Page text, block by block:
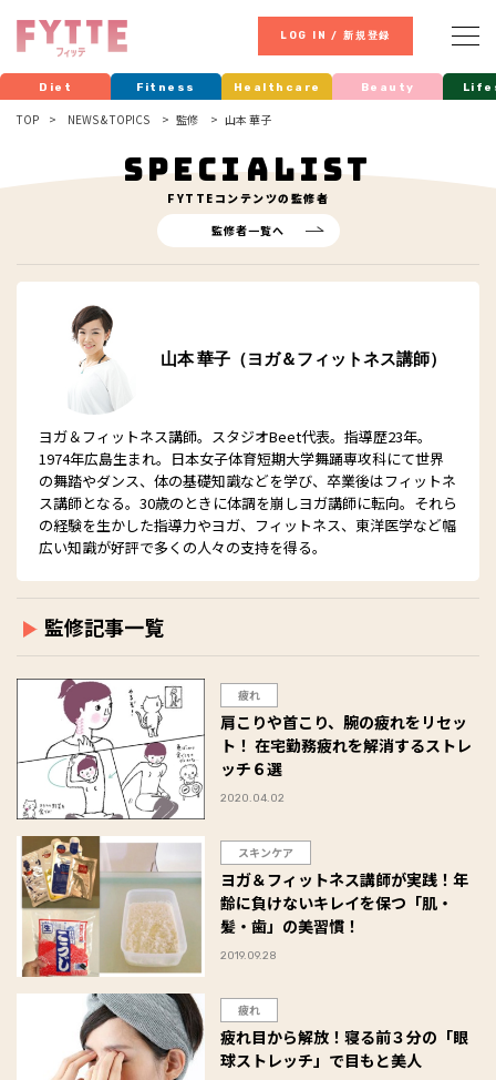
LOG IN / 新規登録
Diet Fitness Healthcare Beauty
TOP NEWS & TOPICS 監修 山本 華子
SPECIALIST
FYTTE コンテンツの監修者
監修者一覧へ
山本 華子（ヨガ＆フィットネス講師）
ヨガ＆フィットネス講師。スタジオBeet代表。指導歴23年。
1974年広島生まれ。日本女子体育短期大学舞踊専攻科にて世界
の舞踏やダンス、体の基礎知識などを学び、卒業後はフィットネ
ス講師となる。30歳のときに体調を崩しヨガ講師に転向。それら
の経験を生かした指導力やヨガ、フィットネス、東洋医学など幅
広い知識が好評で多くの人々の支持を得る。
監修記事一覧
疲れ
肩こりや首こり、腕の疲れをリセッ
ト！ 在宅勤務疲れを解消するストレ
ッチ６選
2020.04.02
スキンケア
ヨガ＆フィットネス講師が実践！年
齢に負けないキレイを保つ「肌・
髪・歯」の美習慣！
2019.09.28
疲れ
疲れ目から解放！寝る前３分の「眼
球ストレッチ」で目もと美人